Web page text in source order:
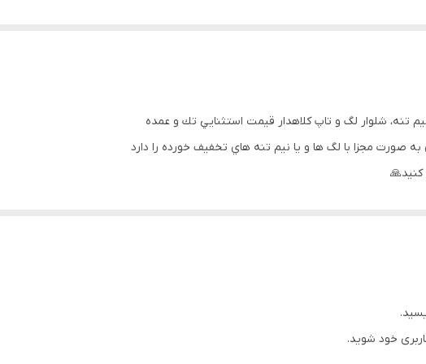
تنه، شلوار لگ و تاپ كلاهدار قيمت استثنايي تك و عمده
مجزا با لگ ها و يا نيم تنه هاي تخفيف خورده را دارد
خود شوید.